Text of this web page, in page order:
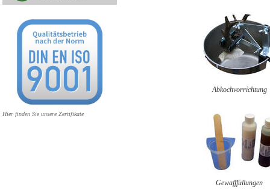
Hier finden Sie unsere Zertifikate
Abkochvorrichtung
Gewafffüllungen